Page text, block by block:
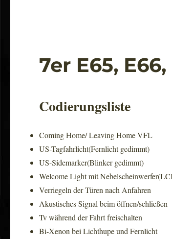
7er E65,
Codierungsliste
Coming Home/ Leaving Home VFL
US-Tagfahrlicht(Fernlicht gedimmt)
US-Sidemarker(Blinker gedimmt)
Welcome Light mit
Verriegeln der Türen nach Anfahren
Akustisches Signal beim öffnen/schließen
Tv während der Fahrt freischalten
Bi-Xenon bei Lichthupe und Fernlicht